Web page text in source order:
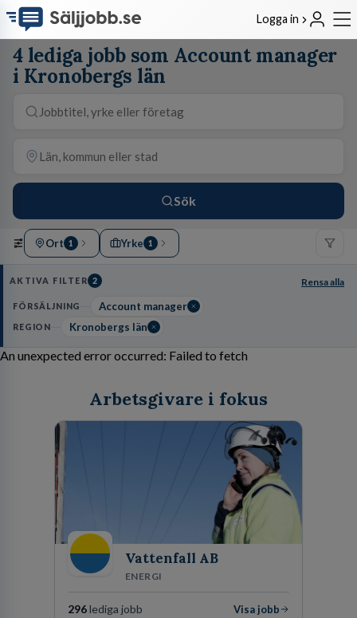
Logga in
4 lediga jobb som Account manager
i Kronobergs län
Sök
Ort 1 Yrke 1
AKTIVA FILTER 2 Rensa alla
FÖRSÄLJNING Account manager
REGION Kronobergs län
An unexpected error occurred: Failed to fetch
Arbetsgivare i fokus
Vattenfall AB
ENERGI
296lediga jobb
Visa jobb